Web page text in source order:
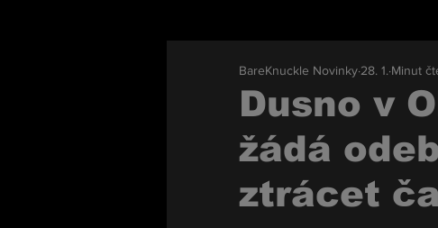
Dusno v
žádá
ztrácet
BareKnuckle Novinky 28. 1. Minut